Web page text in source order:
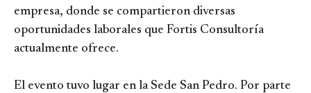
empresa, donde se compartieron diversas
oportunidades laborales que Fortis Consultoría
actualmente ofrece.
El evento tuvo lugar en la Sede San Pedro. Por parte